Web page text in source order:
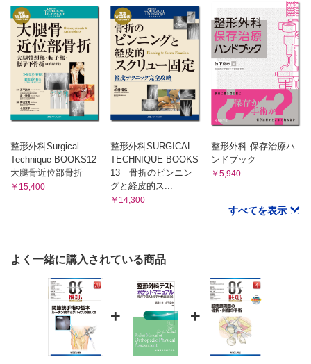
整形外科Surgical
Technique BOOKS12
大腿骨近位部骨折
￥15,400
整形外科SURGICAL
TECHNIQUE BOOKS
13 骨折のピンニン
グと経皮的ス...
￥14,300
整形外科 保存治療ハ
ンドブック
￥5,940
すべてを表示
よく一緒に購入されている商品
+ +